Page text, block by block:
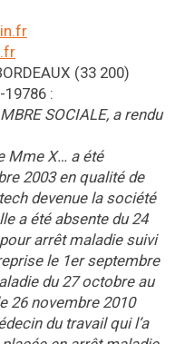
(33 200)
19786 :
SOCIALE, a rendu
Mme X… a été
2003 en qualité de
devenue la société
a été absente du 24
arrêt maladie suivi
le 1er septembre
du 27 octobre au
26 novembre 2010
du travail qui l’a